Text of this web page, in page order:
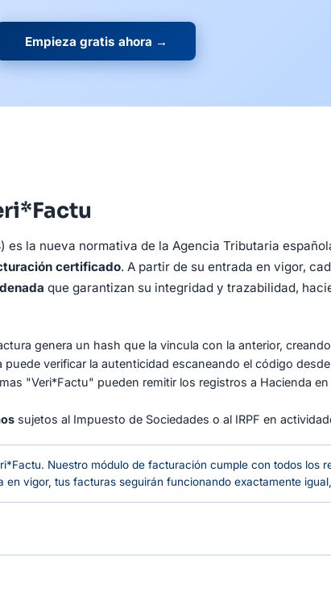
Empieza gratis ahora →
es la nueva normativa de la Agencia Tributaria
certificado. A partir de su entrada en vigor,
que garantizan su integridad y trazabilidad,
genera un hash que la vincula con la anterior,
puede verificar la autenticidad escaneando el código
"Veri*Factu" pueden remitir los registros a Hacienda
sujetos al Impuesto de Sociedades o al IRPF en
Nuestro módulo de facturación cumple con todos los
en vigor, tus facturas seguirán funcionando exactamente